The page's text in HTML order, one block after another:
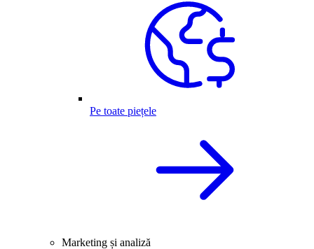
Pe toate piețele
Marketing și analiză